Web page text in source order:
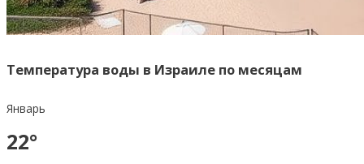
Температура воды в Израиле по месяцам
Январь
22°